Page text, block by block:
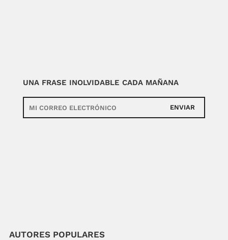
UNA FRASE INOLVIDABLE CADA MAÑANA
ENVIAR
AUTORES POPULARES